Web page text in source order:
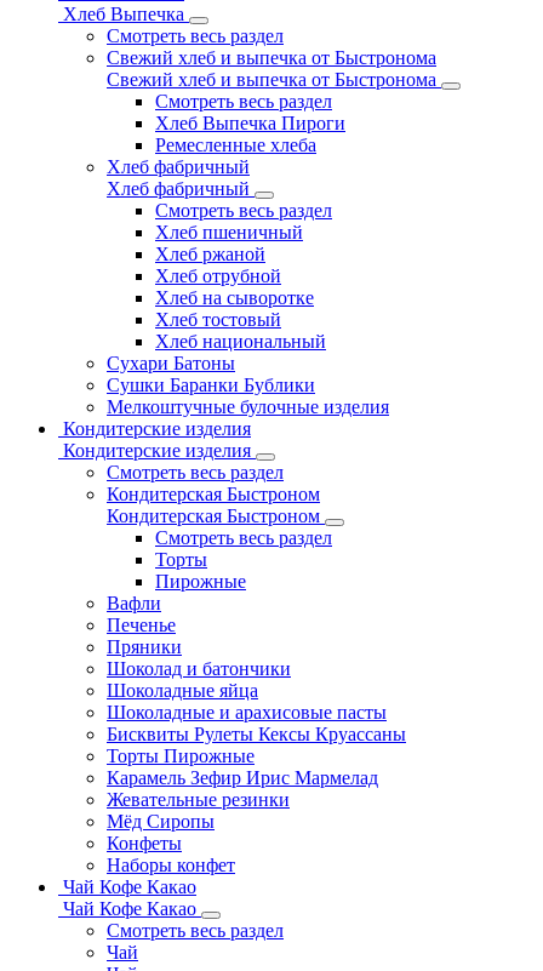
Хлеб Выпечка
Смотреть весь раздел
Свежий хлеб и выпечка от Быстронома
Свежий хлеб и выпечка от Быстронома
Смотреть весь раздел
Хлеб Выпечка Пироги
Ремесленные хлеба
Хлеб фабричный
Хлеб фабричный
Смотреть весь раздел
Хлеб пшеничный
Хлеб ржаной
Хлеб отрубной
Хлеб на сыворотке
Хлеб тостовый
Хлеб национальный
Сухари Батоны
Сушки Баранки Бублики
Мелкоштучные булочные изделия
Кондитерские изделия
Кондитерские изделия
Смотреть весь раздел
Кондитерская Быстроном
Кондитерская Быстроном
Смотреть весь раздел
Торты
Пирожные
Вафли
Печенье
Пряники
Шоколад и батончики
Шоколадные яйца
Шоколадные и арахисовые пасты
Бисквиты Рулеты Кексы Круассаны
Торты Пирожные
Карамель Зефир Ирис Мармелад
Жевательные резинки
Мёд Сиропы
Конфеты
Наборы конфет
Чай Кофе Какао
Чай Кофе Какао
Смотреть весь раздел
Чай